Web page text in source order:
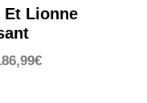
Et Lionne
€